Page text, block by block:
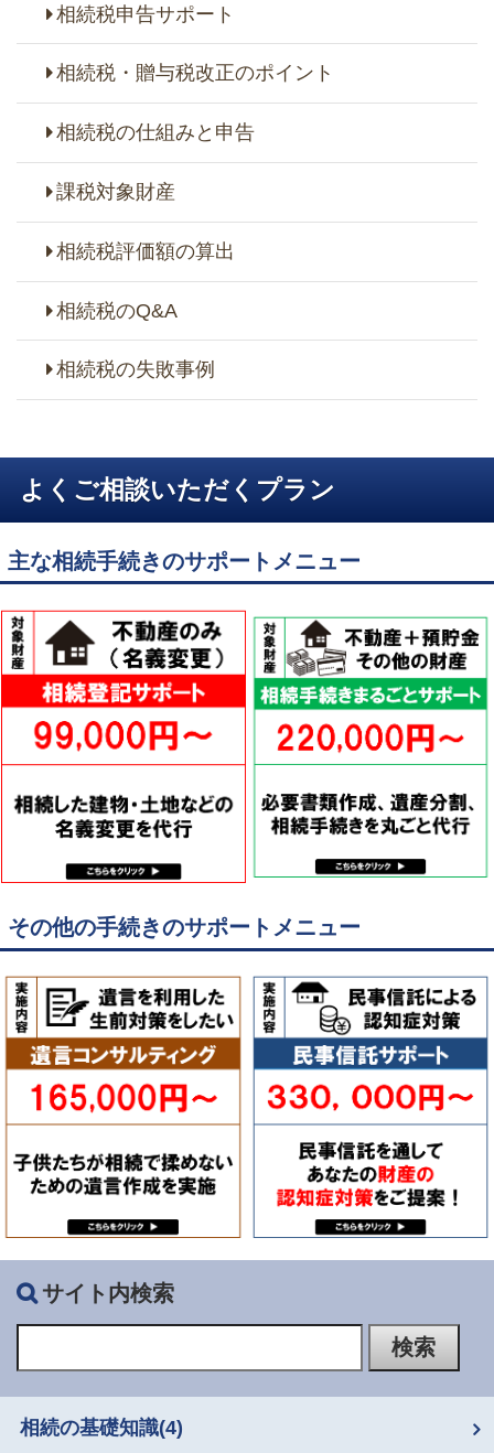
相続税申告サポート
相続税・贈与税改正のポイント
相続税の仕組みと申告
課税対象財産
相続税評価額の算出
相続税のQ&A
相続税の失敗事例
よくご相談いただくプラン
主な相続手続きのサポートメニュー
その他の手続きのサポートメニュー
サイト内検索
相続の基礎知識(4)